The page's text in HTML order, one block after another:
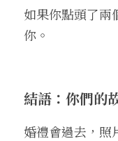
如果你點頭了兩
你。
結語：你們的
婚禮會過去，照